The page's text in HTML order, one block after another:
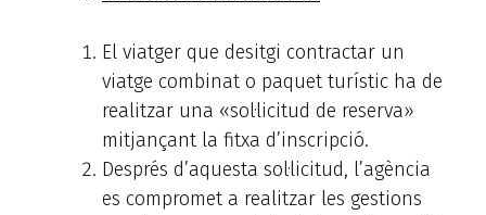
El viatger que desitgi contractar un
viatge combinat o paquet turístic ha de
realitzar una «sol·licitud de reserva»
mitjançant la fitxa d’inscripció.
Després d’aquesta sol·licitud, l’agència
es compromet a realitzar les gestions